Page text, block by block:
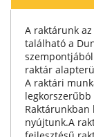
A raktárunk
található a
raktár
A raktári
legkorszerűbb
Raktárunkban
nyújtunk.A